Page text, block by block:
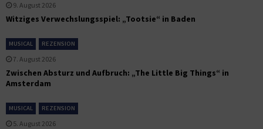
9. August 2026
Witziges Verwechslungsspiel: „Tootsie“ in Baden
MUSICAL REZENSION
7. August 2026
Zwischen Absturz und Aufbruch: „The Little Big Things“ in
Amsterdam
MUSICAL REZENSION
5. August 2026